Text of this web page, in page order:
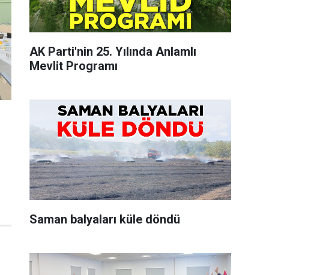
AK Parti'nin 25. Yılında Anlamlı
Mevlit Programı
Saman balyaları küle döndü